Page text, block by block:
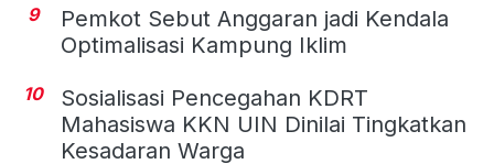
9
Pemkot Sebut Anggaran jadi Kendala
Optimalisasi Kampung Iklim
10
Sosialisasi Pencegahan KDRT
Mahasiswa KKN UIN Dinilai Tingkatkan
Kesadaran Warga